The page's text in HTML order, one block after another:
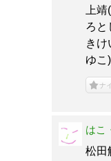
上
ろと
きけ
ゆこ
ナ
はこ
松田